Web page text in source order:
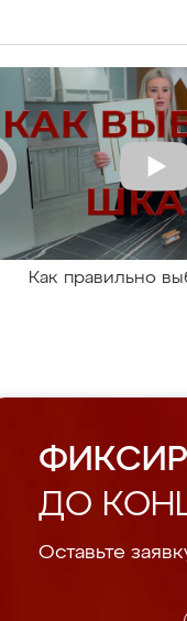
Как правильно
ДО
Оставьте